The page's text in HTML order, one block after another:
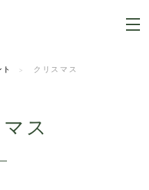
クリスマス
ス